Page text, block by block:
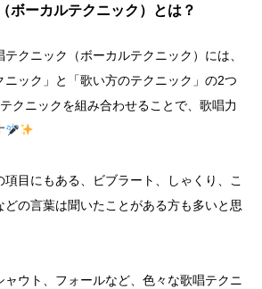
ボーカルテクニック）とは？
クニック（ボーカルテクニック）には、
ニック」と「歌い方のテクニック」の2つ
クニックを組み合わせることで、歌唱力
目にもある、ビブラート、しゃくり、こ
の言葉は聞いたことがある方も多いと思
ウト、フォールなど、色々な歌唱テクニ